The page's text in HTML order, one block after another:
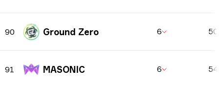
90 Ground Zero 6
91 MASONIC 6